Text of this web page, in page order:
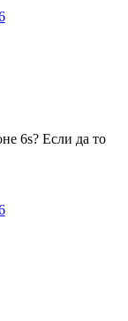
6s? Если да то